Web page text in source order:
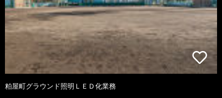
粕屋町グラウンド照明ＬＥＤ化業務